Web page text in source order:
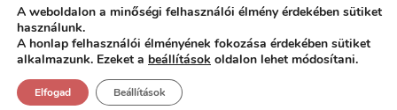
Design:
A weboldalon a minőségi felhasználói élmény érdekében sütiket
használunk.
A honlap felhasználói élményének fokozása érdekében sütiket
alkalmazunk. Ezeket a beállítások oldalon lehet módosítani.
Elfogad Beállítások